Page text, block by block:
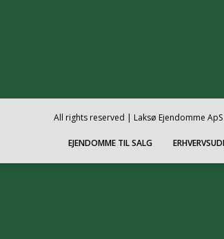
All rights reserved | Laksø Ejendomme
EJENDOMME TIL SALG